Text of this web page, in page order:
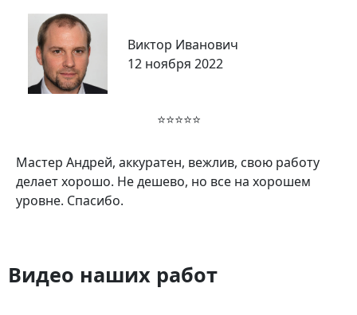
Виктор Иванович
12 ноября 2022
⭐⭐⭐⭐⭐
Мастер Андрей, аккуратен, вежлив, свою работу
делает хорошо. Не дешево, но все на хорошем
уровне. Спасибо.
Видео наших работ